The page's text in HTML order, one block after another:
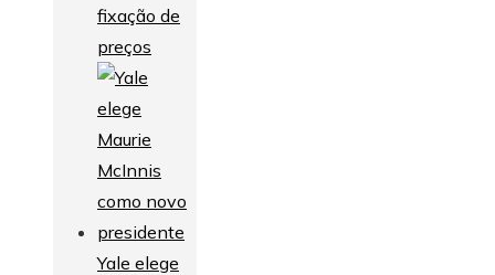
fixação de
preços
Yale elege